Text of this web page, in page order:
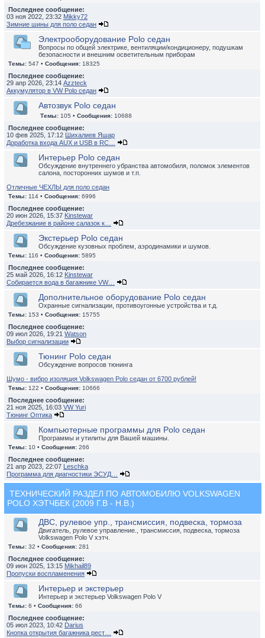
Последнее сообщение:
03 ноя 2022, 23:32 Mikky72
Зимние шины для поло седан
Электрооборудование Polo седан
Вопросы по общей электрике, вентиляции/кондиционеру, подушкам
безопасности и внешним осветительным приборам
Темы: 547 • Сообщения: 18325
Последнее сообщение:
29 апр 2026, 23:14 Azzteck
Аккумулятор в VW Polo седан
Автозвук Polo седан
Темы: 105 • Сообщения: 10688
Последнее сообщение:
10 фев 2025, 17:12 Шихалиев Яшар
Доработка входа AUX и USB в RC…
Интерьер Polo седан
Обсуждение внутреннего убранства автомобиля, поломок элементов
салона, посторонних шумов и т.п.
Отличные ЧЕХЛЫ для поло седан
Темы: 114 • Сообщения: 6996
Последнее сообщение:
20 июн 2026, 15:37 Kinstewar
Дребезжание в районе салазок к…
Экстерьер Polo седан
Обсуждение кузовных проблем, аэродинамики и шумов.
Темы: 116 • Сообщения: 5895
Последнее сообщение:
25 май 2026, 16:12 Kinstewar
Собирается вода в багажнике VW…
Дополнительное оборудование Polo седан
Охранные сигнализации, противоугонные устройства и т.д.
Темы: 153 • Сообщения: 15755
Последнее сообщение:
09 июл 2026, 19:21 Watson
Выбор сигнализации
Тюнинг Polo седан
Обсуждение вопросов тюнинга
Шумо - вибро изоляция Volkswagen Polo седан от 6700 рублей!
Темы: 122 • Сообщения: 10666
Последнее сообщение:
21 ноя 2025, 16:03 VW Yuri
Тюнинг Оптика
Компьютерные программы для Polo седан
Программы и утилиты для Вашей машины.
Темы: 10 • Сообщения: 266
Последнее сообщение:
21 апр 2023, 22:07 Leschka
Программа для диагностики ЭСУД…
ТЕХНИЧЕСКИЙ РАЗДЕЛ ПО АВТОМОБИЛЮ VOLKSWAGEN
POLO ХЭТЧБЕК (2009 Г.В - Н.В.)
ДВС, рулевое упр., трансмиссия, подвеска, тормоза
Двигатель, рулевое управление., трансмиссия, подвеска, тормоза
Volkswagen Polo V хэтч.
Темы: 32 • Сообщения: 281
Последнее сообщение:
09 июн 2025, 13:15 Mikhail89
Пропуски воспламенения
Интерьер и экстерьер
Интерьер и экстерьер Volkswagen Polo V
Темы: 6 • Сообщения: 66
Последнее сообщение:
05 июл 2023, 10:42 Darius
Кнопка открытия багажника рест…